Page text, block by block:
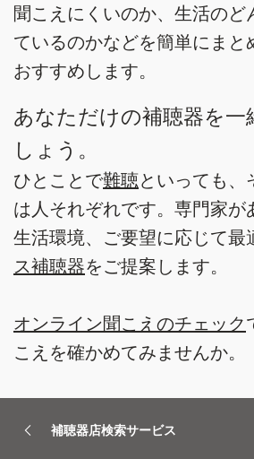
聞こえにくいのか、生活のど
ているのかなどを簡単にまと
おすすめします。
あなただけの補聴器を一
しょう。
ひとことで難聴といっても、
は人それぞれです。専門家が
生活環境、ご要望に応じて最
ス補聴器をご提案します。
オンライン聞こえのチェック
こえを確かめてみませんか。
補聴器店検索サービス